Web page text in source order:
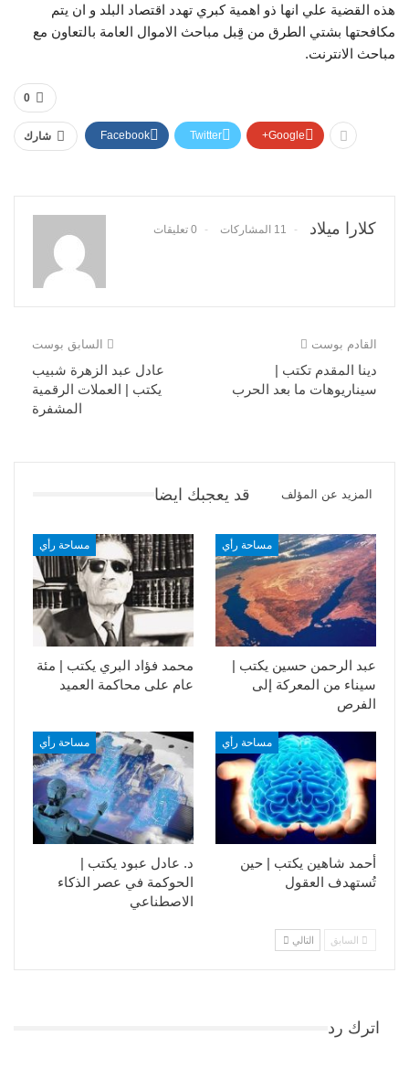
هذه القضية علي انها ذو اهمية كبري تهدد اقتصاد البلد و ان يتم
مكافحتها بشتي الطرق من قِبل مباحث الاموال العامة بالتعاون مع
مباحث الانترنت.
0
شارك Facebook Twitter Google+
كلارا ميلاد 11 المشاركات 0 تعليقات
السابق بوست
عادل عبد الزهرة شبيب
يكتب | العملات الرقمية
المشفرة
القادم بوست
دينا المقدم تكتب |
سيناريوهات ما بعد الحرب
قد يعجبك ايضا المزيد عن المؤلف
مساحة رأي
محمد فؤاد البري يكتب | مئة
عام على محاكمة العميد
مساحة رأي
عبد الرحمن حسين يكتب |
سيناء من المعركة إلى
الفرص
مساحة رأي
د. عادل عبود يكتب |
الحوكمة في عصر الذكاء
الاصطناعي
مساحة رأي
أحمد شاهين يكتب | حين
تُستهدف العقول
السابق التالي
اترك رد